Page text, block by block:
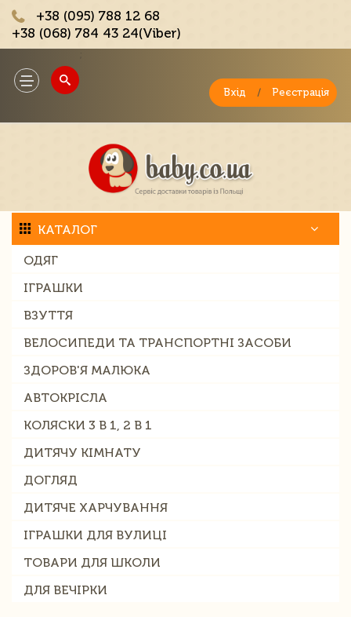
+38 (095) 788 12 68
+38 (068) 784 43 24(Viber)
Toggle
navigation
Вхід / Реєстрація
КАТАЛОГ
ОДЯГ
ІГРАШКИ
ВЗУТТЯ
ВЕЛОСИПЕДИ ТА ТРАНСПОРТНІ ЗАСОБИ
ЗДОРОВ'Я МАЛЮКА
АВТОКРІСЛА
КОЛЯСКИ 3 В 1, 2 В 1
ДИТЯЧУ КІМНАТУ
ДОГЛЯД
ДИТЯЧЕ ХАРЧУВАННЯ
ІГРАШКИ ДЛЯ ВУЛИЦІ
ТОВАРИ ДЛЯ ШКОЛИ
ДЛЯ ВЕЧІРКИ